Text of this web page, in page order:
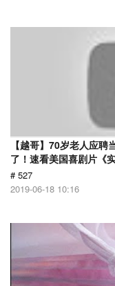
【越哥】70岁老人应
了！速看美国喜剧片《
# 527
2019-06-18 10:16